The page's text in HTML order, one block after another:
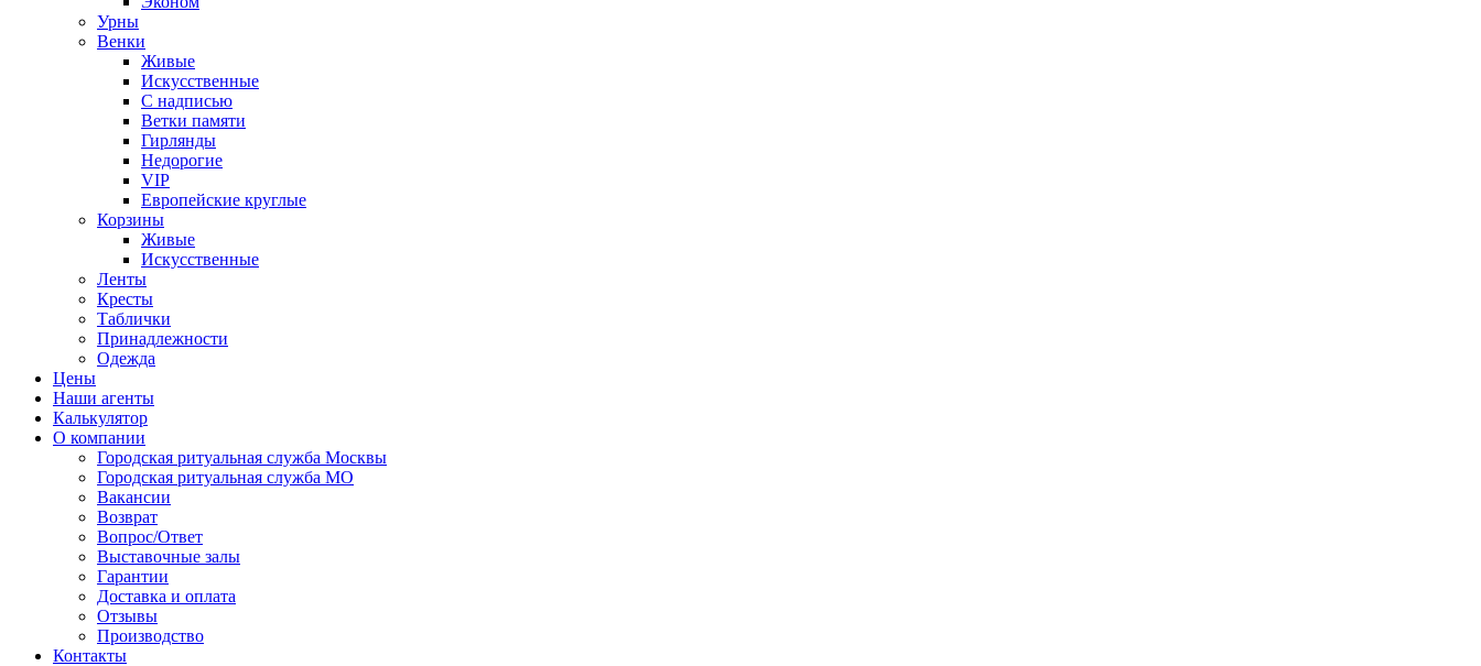
Урны
Венки
Живые
Искусственные
С надписью
Ветки памяти
Гирлянды
Недорогие
VIP
Европейские круглые
Корзины
Живые
Искусственные
Ленты
Кресты
Таблички
Принадлежности
Одежда
Цены
Наши агенты
Калькулятор
О компании
Городская ритуальная служба Москвы
Городская ритуальная служба МО
Вакансии
Возврат
Вопрос/Ответ
Выставочные залы
Гарантии
Доставка и оплата
Отзывы
Производство
Контакты